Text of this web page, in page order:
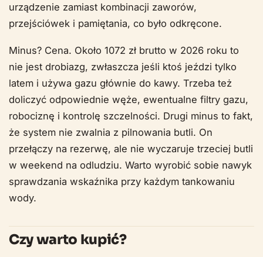
urządzenie zamiast kombinacji zaworów,
przejściówek i pamiętania, co było odkręcone.
Minus? Cena. Około 1072 zł brutto w 2026 roku to
nie jest drobiazg, zwłaszcza jeśli ktoś jeździ tylko
latem i używa gazu głównie do kawy. Trzeba też
doliczyć odpowiednie węże, ewentualne filtry gazu,
robociznę i kontrolę szczelności. Drugi minus to fakt,
że system nie zwalnia z pilnowania butli. On
przełączy na rezerwę, ale nie wyczaruje trzeciej butli
w weekend na odludziu. Warto wyrobić sobie nawyk
sprawdzania wskaźnika przy każdym tankowaniu
wody.
Czy warto kupić?